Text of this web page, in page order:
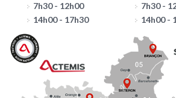
7h30 - 12h00
14h00 - 17h30
7h30 -
14h00 -